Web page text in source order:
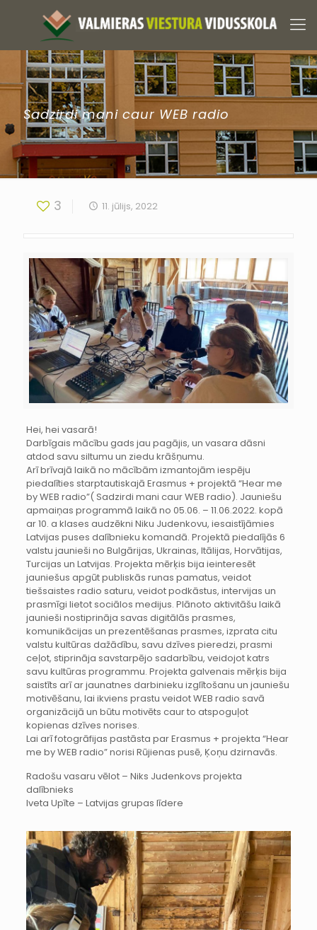
Sadzirdi mani caur WEB radio
3 11. jūlijs, 2022
Hei, hei vasarā!
Darbīgais mācību gads jau pagājis, un vasara dāsni
atdod savu siltumu un ziedu krāšņumu.
Arī brīvajā laikā no mācībām izmantojām iespēju
piedalīties starptautiskajā Erasmus + projektā “Hear me
by WEB radio”( Sadzirdi mani caur WEB radio). Jauniešu
apmaiņas programmā laikā no 05.06. – 11.06.2022. kopā
ar 10. a klases audzēkni Niku Judenkovu, iesaistījāmies
Latvijas puses dalībnieku komandā. Projektā piedalījās 6
valstu jaunieši no Bulgārijas, Ukrainas, Itālijas, Horvātijas,
Turcijas un Latvijas. Projekta mērķis bija ieinteresēt
jauniešus apgūt publiskās runas pamatus, veidot
tiešsaistes radio saturu, veidot podkāstus, intervijas un
prasmīgi lietot sociālos medijus. Plānoto aktivitāšu laikā
jaunieši nostiprināja savas digitālās prasmes,
komunikācijas un prezentēšanas prasmes, izprata citu
valstu kultūras dažādību, savu dzīves pieredzi, prasmi
ceļot, stiprināja savstarpējo sadarbību, veidojot katrs
savu kultūras programmu. Projekta galvenais mērķis bija
saistīts arī ar jaunatnes darbinieku izglītošanu un jauniešu
motivēšanu, lai ikviens prastu veidot WEB radio savā
organizācijā un būtu motivēts caur to atspoguļot
kopienas dzīves norises.
Lai arī fotogrāfijas pastāsta par Erasmus + projekta “Hear
me by WEB radio” norisi Rūjienas pusē, Ķoņu dzirnavās.
Radošu vasaru vēlot – Niks Judenkovs projekta
dalībnieks
Iveta Upīte – Latvijas grupas līdere